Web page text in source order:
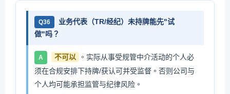
Q36
业务代表（TR/经纪）未持牌能先"试
做"吗？
A 不可以
。实际从事受规管中介活动的个人必
须在合规安排下持牌/获认可并受监督。否则公司与
个人均可能承担监管与纪律风险。